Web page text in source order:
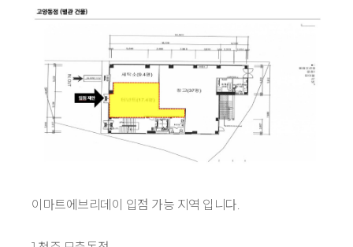
이마트에브리데이 입점 가능 지역 입니다.